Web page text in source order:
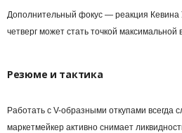
Дополнительный фокус ― реакция
четверг может стать точкой максимальной
Резюме и тактика
Работать с V-образными откупами всегда
маркетмейкер активно снимает